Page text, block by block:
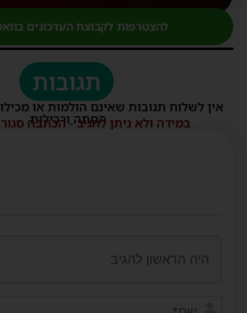
להצטרפות לקבוצת העדכונים
תגובות
אין לשלוח תגובות שאינם הולמות או
הסתה ורכילות.
במידה ולא ניתן להגיב - הכתבה